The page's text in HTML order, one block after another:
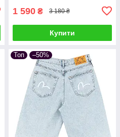
1 590 ₴ 3 180 ₴
Купити
Топ –50%